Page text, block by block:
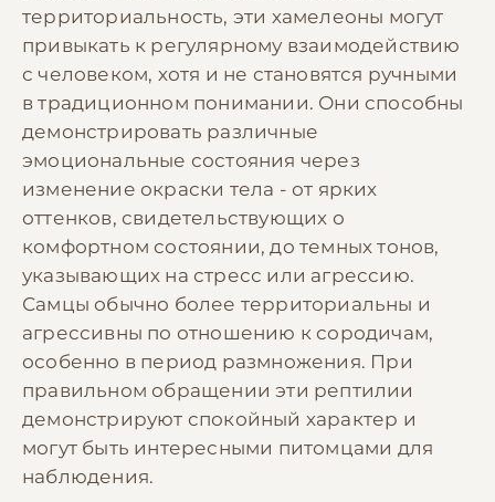
территориальность, эти хамелеоны могут
привыкать к регулярному взаимодействию
с человеком, хотя и не становятся ручными
в традиционном понимании. Они способны
демонстрировать различные
эмоциональные состояния через
изменение окраски тела - от ярких
оттенков, свидетельствующих о
комфортном состоянии, до темных тонов,
указывающих на стресс или агрессию.
Самцы обычно более территориальны и
агрессивны по отношению к сородичам,
особенно в период размножения. При
правильном обращении эти рептилии
демонстрируют спокойный характер и
могут быть интересными питомцами для
наблюдения.